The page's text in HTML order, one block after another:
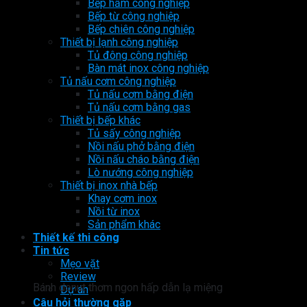
Bếp hầm công nghiệp
Bếp từ công nghiệp
Bếp chiên công nghiệp
Thiết bị lạnh công nghiệp
Tủ đông công nghiệp
Bàn mát inox công nghiệp
Tủ nấu cơm công nghiệp
Tủ nấu cơm bằng điện
Tủ nấu cơm bằng gas
Thiết bị bếp khác
Tủ sấy công nghiệp
Nồi nấu phở bằng điện
Nồi nấu cháo bằng điện
Lò nướng công nghiệp
Thiết bị inox nhà bếp
Khay cơm inox
Nồi từ inox
Sản phẩm khác
Thiết kế thi công
Tin tức
Mẹo vặt
Review
Dự án
Câu hỏi thường gặp
Bánh donut thơm ngon hấp dẫn lạ miệng